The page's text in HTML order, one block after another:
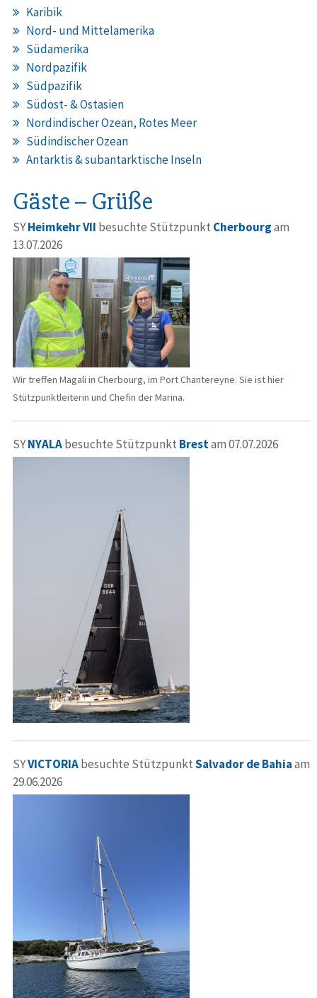
Karibik
Nord- und Mittelamerika
Südamerika
Nordpazifik
Südpazifik
Südost- & Ostasien
Nordindischer Ozean, Rotes Meer
Südindischer Ozean
Antarktis & subantarktische Inseln
Gäste – Grüße
SYHeimkehr VII besuchte Stützpunkt Cherbourgam
13.07.2026
Wir treffen Magali in Cherbourg, im Port Chantereyne. Sie ist hier
Stützpunktleiterin und Chefin der Marina.
SYNYALAbesuchte Stützpunkt Brestam 07.07.2026
SYVICTORIAbesuchte StützpunktSalvador de Bahiaam
29.06.2026